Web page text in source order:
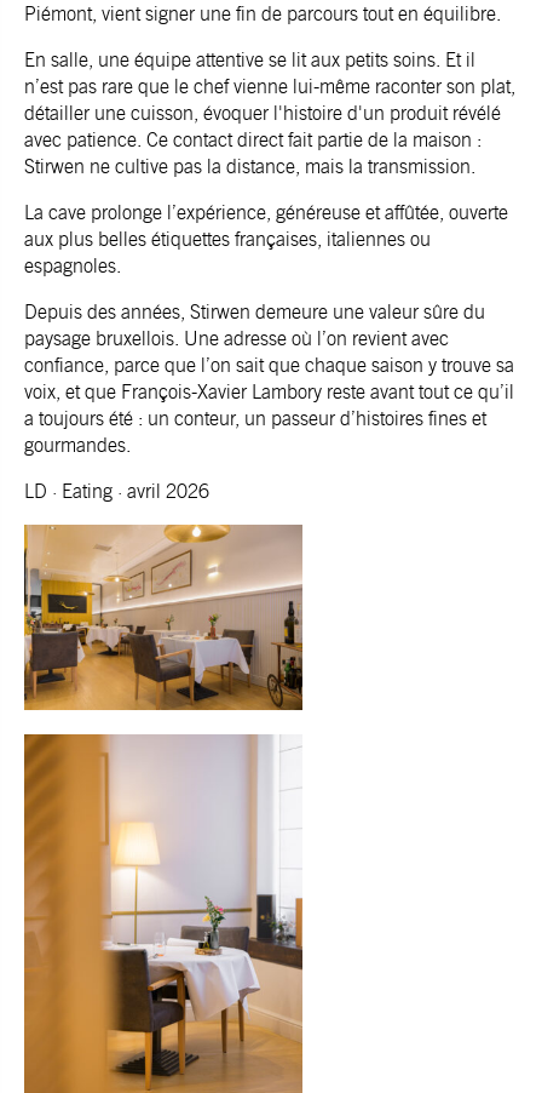
Piémont, vient signer une fin de parcours tout en équilibre.
En salle, une équipe attentive se lit aux petits soins. Et il
n’est pas rare que le chef vienne lui-même raconter son plat,
détailler une cuisson, évoquer l'histoire d'un produit révélé
avec patience. Ce contact direct fait partie de la maison :
Stirwen ne cultive pas la distance, mais la transmission.
La cave prolonge l’expérience, généreuse et affûtée, ouverte
aux plus belles étiquettes françaises, italiennes ou
espagnoles.
Depuis des années, Stirwen demeure une valeur sûre du
paysage bruxellois. Une adresse où l’on revient avec
confiance, parce que l’on sait que chaque saison y trouve sa
voix, et que François-Xavier Lambory reste avant tout ce qu’il
a toujours été : un conteur, un passeur d’histoires fines et
gourmandes.
LD · Eating · avril 2026